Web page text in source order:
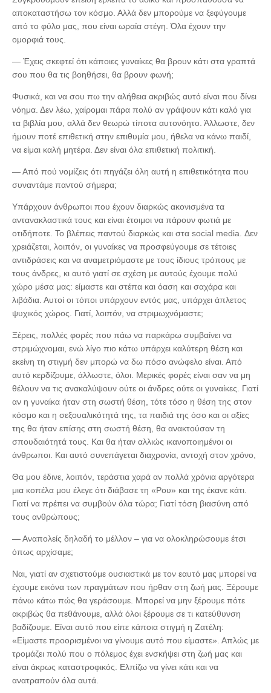
αποκαταστήσω τον κόσμο. Αλλά δεν μπορούμε να ξεφύγουμε
από το φύλο μας, που είναι ωραία στέγη. Όλα έχουν την
ομορφιά τους.
— Έχεις σκεφτεί ότι κάποιες γυναίκες θα βρουν κάτι στα γραπτά
σου που θα τις βοηθήσει, θα βρουν φωνή;
Φυσικά, και να σου πω την αλήθεια ακριβώς αυτό είναι που δίνει
νόημα. Δεν λέω, χαίρομαι πάρα πολύ αν γράψουν κάτι καλό για
τα βιβλία μου, αλλά δεν θεωρώ τίποτα αυτονόητο. Άλλωστε, δεν
ήμουν ποτέ επιθετική στην επιθυμία μου, ήθελα να κάνω παιδί,
να είμαι καλή μητέρα. Δεν είναι όλα επιθετική πολιτική.
— Από πού νομίζεις ότι πηγάζει όλη αυτή η επιθετικότητα που
συναντάμε παντού σήμερα;
Υπάρχουν άνθρωποι που έχουν διαρκώς ακονισμένα τα
αντανακλαστικά τους και είναι έτοιμοι να πάρουν φωτιά με
οτιδήποτε. Το βλέπεις παντού διαρκώς και στα social media. Δεν
χρειάζεται, λοιπόν, οι γυναίκες να προσφεύγουμε σε τέτοιες
αντιδράσεις και να αναμετριόμαστε με τους ίδιους τρόπους με
τους άνδρες, κι αυτό γιατί σε σχέση με αυτούς έχουμε πολύ
χώρο μέσα μας: είμαστε και στέπα και όαση και σαχάρα και
λιβάδια. Αυτοί οι τόποι υπάρχουν εντός μας, υπάρχει άπλετος
ψυχικός χώρος. Γιατί, λοιπόν, να στριμωχνόμαστε;
Ξέρεις, πολλές φορές που πάω να παρκάρω συμβαίνει να
στριμώχνομαι, ενώ λίγο πιο κάτω υπάρχει καλύτερη θέση και
εκείνη τη στιγμή δεν μπορώ να δω πόσο ανώφελο είναι. Από
αυτό κερδίζουμε, άλλωστε, όλοι. Μερικές φορές είναι σαν να μη
θέλουν να τις ανακαλύψουν ούτε οι άνδρες ούτε οι γυναίκες. Γιατί
αν η γυναίκα ήταν στη σωστή θέση, τότε τόσο η θέση της στον
κόσμο και η σεξουαλικότητά της, τα παιδιά της όσο και οι αξίες
της θα ήταν επίσης στη σωστή θέση, θα ανακτούσαν τη
σπουδαιότητά τους. Και θα ήταν αλλιώς ικανοποιημένοι οι
άνθρωποι. Και αυτό συνεπάγεται διαχρονία, αντοχή στον χρόνο,
Θα μου έδινε, λοιπόν, τεράστια χαρά αν πολλά χρόνια αργότερα
μια κοπέλα μου έλεγε ότι διάβασε τη «Ρου» και της έκανε κάτι.
Γιατί να πρέπει να συμβούν όλα τώρα; Γιατί τόση βιασύνη από
τους ανθρώπους;
— Αναπολείς δηλαδή το μέλλον ‒ για να ολοκληρώσουμε έτσι
όπως αρχίσαμε;
Ναι, γιατί αν σχετιστούμε ουσιαστικά με τον εαυτό μας μπορεί να
έχουμε εικόνα των πραγμάτων που ήρθαν στη ζωή μας. Ξέρουμε
πάνω κάτω πώς θα γεράσουμε. Μπορεί να μην ξέρουμε πότε
ακριβώς θα πεθάνουμε, αλλά όλοι ξέρουμε σε τι κατεύθυνση
βαδίζουμε. Είναι αυτό που είπε κάποια στιγμή η Ζατέλη:
«Είμαστε προορισμένοι να γίνουμε αυτό που είμαστε». Απλώς με
τρομάζει πολύ που ο πόλεμος έχει ενσκήψει στη ζωή μας και
είναι άκρως καταστροφικός. Ελπίζω να γίνει κάτι και να
ανατραπούν όλα αυτά.